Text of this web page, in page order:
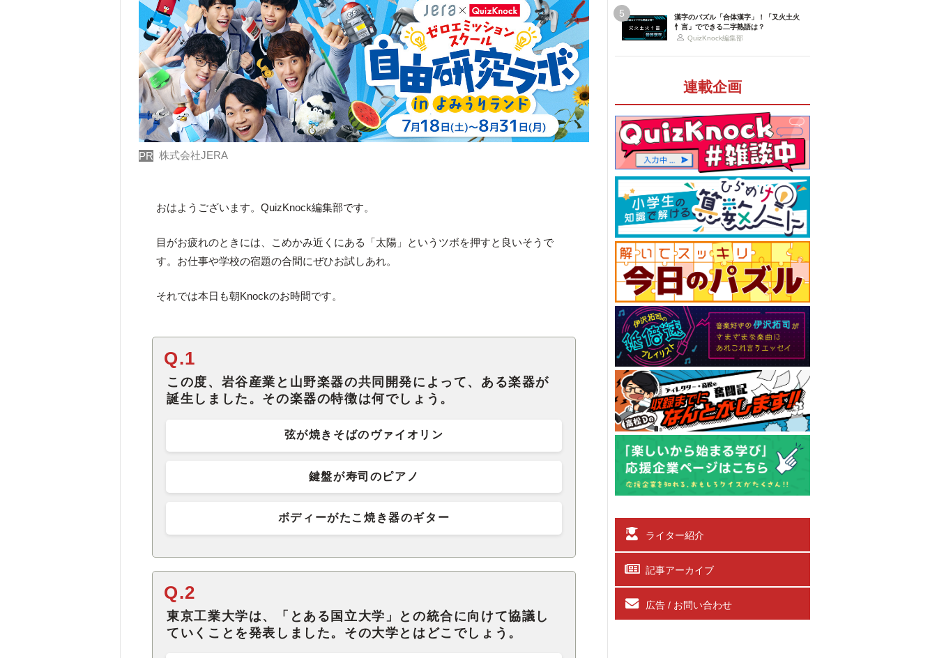
PR 株式会社JERA
おはようございます。QuizKnock編集部です。
目がお疲れのときには、こめかみ近くにある「太陽」というツボを押すと良いそうで
す。お仕事や学校の宿題の合間にぜひお試しあれ。
それでは本日も朝Knockのお時間です。
Q.1
この度、岩谷産業と山野楽器の共同開発によって、ある楽器が
誕生しました。その楽器の特徴は何でしょう。
弦が焼きそばのヴァイオリン
鍵盤が寿司のピアノ
ボディーがたこ焼き器のギター
Q.2
東京工業大学は、「とある国立大学」との統合に向けて協議し
ていくことを発表しました。その大学とはどこでしょう。
5
漢字のパズル「合体漢字」！「又火土火
忄言」でできる二字熟語は？
QuizKnock編集部
連載企画
ライター紹介
記事アーカイブ
広告 / お問い合わせ